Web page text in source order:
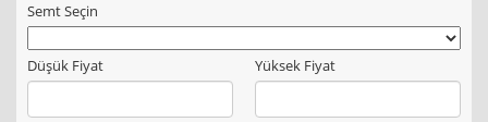
Semt Seçin
Düşük Fiyat Yüksek Fiyat